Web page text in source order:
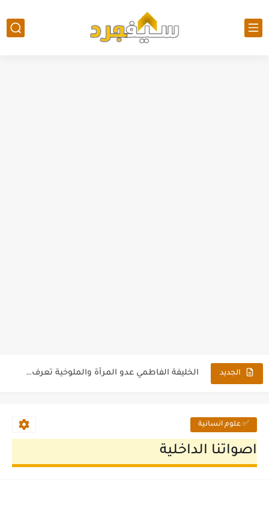
الجديد الخليفة الفاطمي عدو المرأة والملوخية تعرف على قصته
التجليد في العصر الأسلامى
الماسونية فى الغرب والبهائية فى الشرق
القاهرة فى العصر الفاطمي دراسة بحثية
✅ علوم انسانية
اصواتنا الداخلية